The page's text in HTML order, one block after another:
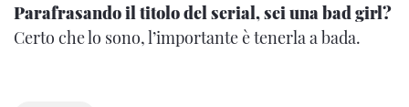
Parafrasando il titolo del serial, sei una bad girl?
Certo che lo sono, l’importante è tenerla a bada.